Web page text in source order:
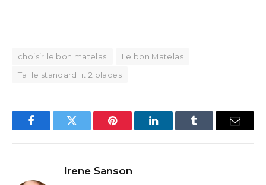
choisir le bon matelas
Le bon Matelas
Taille standard lit 2 places
FacebookTwitter Pinterest LinkedInTumblr Email
Irene Sanson